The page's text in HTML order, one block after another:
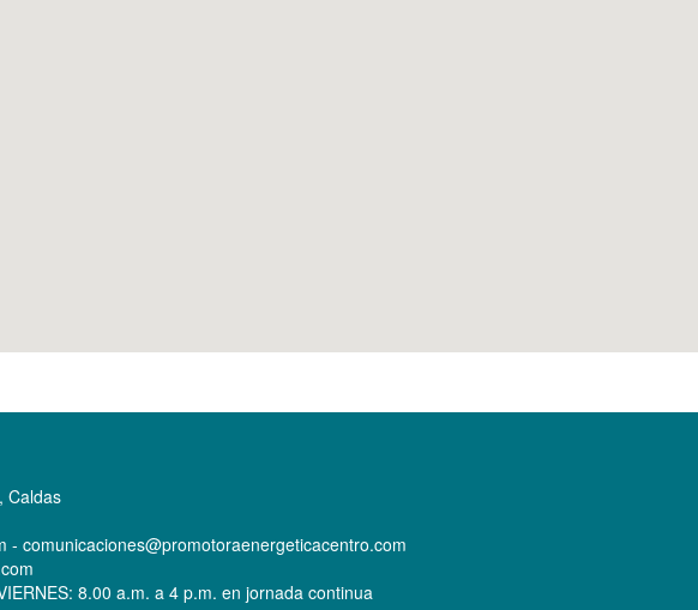
Caldas
comunicaciones@promotoraenergeticacentro.com
8.00 a.m. a 4 p.m. en jornada continua